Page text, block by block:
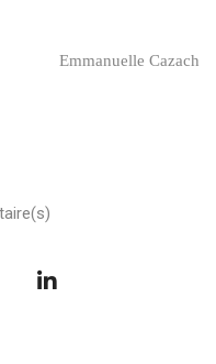
Emmanuelle Cazach